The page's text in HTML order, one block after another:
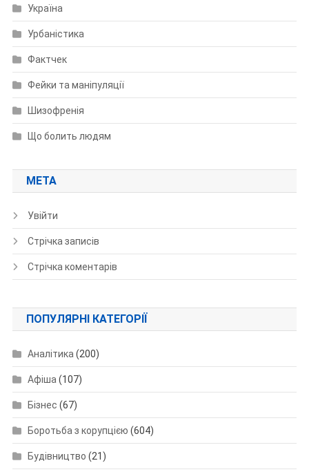
Україна
Урбаністика
Фактчек
Фейки та маніпуляції
Шизофренія
Що болить людям
МЕТА
Увійти
Стрічка записів
Стрічка коментарів
ПОПУЛЯРНІ КАТЕГОРІЇ
Аналітика(200)
Афіша(107)
Бізнес (67)
Боротьба з корупцією (604)
Будівництво (21)